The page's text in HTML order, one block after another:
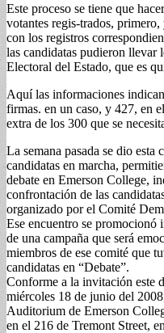
Este proceso se tiene que
votantes regis-trados,
con los registros
las candidatas pudieron llevar
Electoral del Estado, que es
Aquí las informaciones
firmas. en un caso, y 427, en
extra de los 300 que se
La semana pasada se dio
candidatas en marcha,
debate en Emerson College,
confrontación de las
organizado por el Comité
Ese encuentro se promocionó
de una campaña que será
miembros de ese comité que
candidatas en “Debate”.
Conforme a la invitación este
miércoles 18 de junio del
Auditorium de Emerson
en el 216 de Tremont Street,